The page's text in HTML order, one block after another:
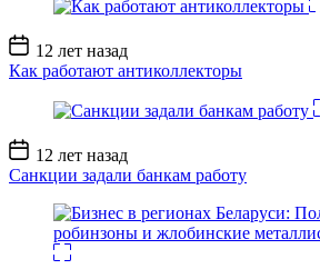
Дата
записи
12 лет назад
Как работают антиколлекторы
Дата
записи
12 лет назад
Санкции задали банкам работу